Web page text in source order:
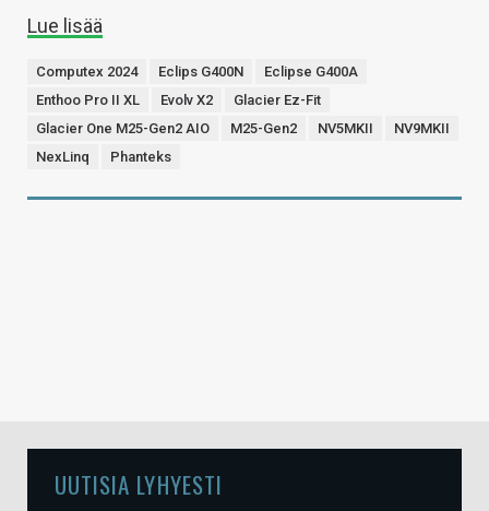
Lue lisää
Computex 2024 Eclips G400N
Eclipse G400A
Enthoo Pro II XL
Evolv X2
Glacier Ez-Fit
Glacier One M25-Gen2 AIO
M25-Gen2 NV5MKII
NV9MKII
NexLinq
Phanteks
UUTISIA LYHYESTI